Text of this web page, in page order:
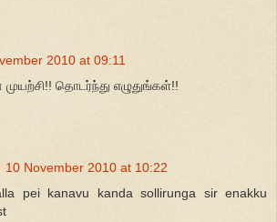
2010 at 09:11
முயற்சி!! தொடர்ந்து எழுதுங்கள்!!
10 November 2010 at 10:22
pei kanavu kanda sollirunga sir enakku